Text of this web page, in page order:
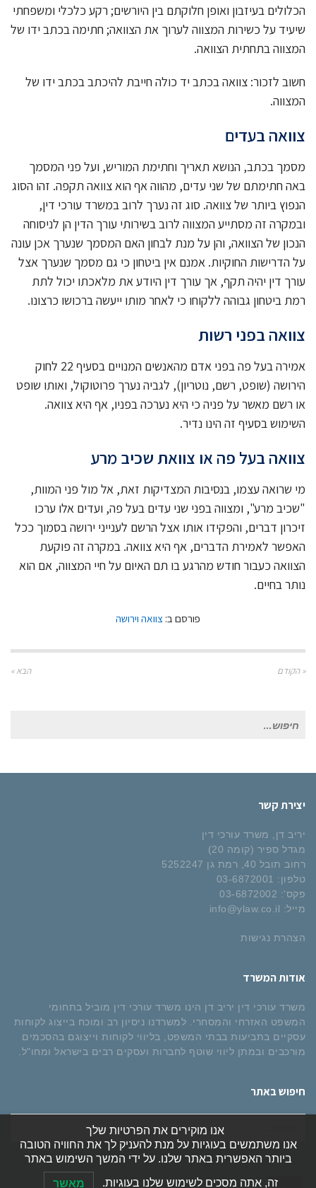
הכלולים בעיזבון ואופן חלוקתם בין היורשים; רקע כלכלי ומשפחתי
שיעיד על כשירות המצווה לערוך את הצוואה; חתימה בכתב ידו של
המצווה בתחתית הצוואה.
חשוב לזכור: צוואה בכתב יד כולה חייבת להיכתב בכתב ידו של
המצווה.
צוואה בעדים
מסמך בכתב, הנושא תאריך וחתימת המוריש, ועל פני המסמך
באה חתימתם של שני עדים, מהווה אף הוא צוואה תקפה. זהו הסוג
הנפוץ ביותר של צוואה. סוג זה נערך לרוב במשרד עורכי דין,
ובמקרה זה מסתייע המצווה לרוב בשירותי עורך הדין הן לניסוחה
הנכון של הצוואה, והן על מנת לבחון האם המסמך שנערך אכן עונה
על הדרישות החוקיות. אמנם אין ביטחון כי גם מסמך שנערך אצל
עורך דין יהיה תקף, אך עורך דין היודע את מלאכתו יכול לתת
רמת ביטחון גבוהה ללקוחו כי לאחר מותו ייעשה ברכושו כרצונו.
צוואה בפני רשות
אמירה בעל פה בפני אדם מהאנשים המנויים בסעיף 22 לחוק
הירושה (שופט, רשם, נוטריון), לגביה נערך פרוטוקול, ואותו שופט
או רשם מאשר על פניה כי היא נערכה בפניו, אף היא צוואה.
השימוש בסעיף זה הינו נדיר.
צוואה בעל פה או צוואת שכיב מרע
מי שרואה עצמו, בנסיבות המצדיקות זאת, אל מול פני המוות,
"שכיב מרע", ומצווה בפני שני עדים בעל פה, ועדים אלו ערכו
זיכרון דברים, והפקידו אותו אצל הרשם לענייני ירושה בסמוך ככל
האפשר לאמירת הדברים, אף היא צוואה. במקרה זה פוקעת
הצוואה כעבור חודש מהרגע בו תם האיום על חיי המצווה, אם הוא
נותר בחיים.
פורסם ב: צוואה וירושה
« הקודם הבא »
יצירת קשר
יריב דן, משרד עורכי דין
מגדל ספיר (קומה 20)
רחוב תובל 40, רמת גן 5252247
טלפון: 03-6872001
פקס': 03-6872002
מייל: info@ylaw.co.il
הצהרת נגישות
אודות המשרד
משרד עורכי דין יריב דן הינו משרד עורכי דין מוביל בתחומי
המשפט האזרחי והמסחרי. למשרדנו ניסיון רב ומוכח בייצוג לקוחות
עסקיים בתביעות בבתי המשפט, בליווי לקוחות וייצוגם בהסכמים
מורכבים ובמתן ליווי שוטף לחברות ועסקים רבים בישראל ומחו"ל.
חיפוש באתר
אנו מוקירים את הפרטיות שלך
אנו משתמשים בעוגיות על מנת להעניק לך את החוויה הטובה
ביותר האפשרית באתר שלנו. על ידי המשך השימוש באתר
זה, אתה מסכים לשימוש שלנו בעוגיות. מאשר